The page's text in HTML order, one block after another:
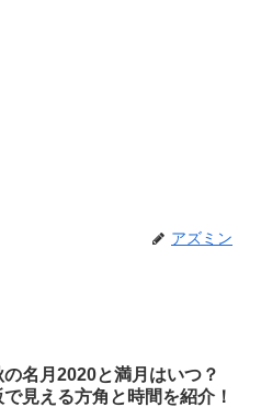
アズミン
の名月2020と満月はいつ？
で見える方角と時間を紹介！